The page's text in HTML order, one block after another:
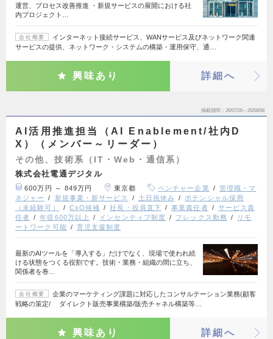
運営、プロセス改善推進 ・新規サービスの展開における社
内プロジェクト…
会社概要
インターネット接続サービス、WANサービス及びネットワーク関連
サービスの提供、ネットワーク・システムの構築・運用保守、通…
興味あり 詳細へ
掲載期間 26/07/26～26/08/08
AI活用推進担当（AI Enablement/社内D
X）（メンバー～リーダー）
その他、技術系（IT・Web・通信系）
株式会社電通デジタル
600万円 ～ 849万円 東京都 ベンチャー企業
管理職・マ
ネジャー
新規事業・新サービス 土日祝休み
ポテンシャル採用
（未経験可）
CxO候補 社長・役員直下 事業責任者
サービス責
任者
年収600万以上 インセンティブ制度 フレックス勤務
リモ
ートワーク可能
育児支援制度
最新のAIツールを「導入する」だけでなく、現場で使われ続
ける状態をつくる役割です。技術・業務・組織の間に立ち、
関係者を巻…
会社概要
企業のマーケティング課題に対応したコンサルテーション業務(顧客
戦略の策定/ ダイレクト販売事業構築/販売チャネル構築等…
興味あり 詳細へ